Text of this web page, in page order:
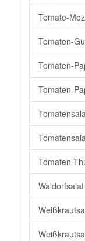
Tomate-
Tomaten-
Tomaten-
Tomaten-
Tomaten-